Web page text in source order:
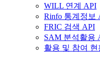
WILL 연계 API
Rinfo 통계정보
FRIC 검색 API
SAM 분석활용
활용 및 참여 현